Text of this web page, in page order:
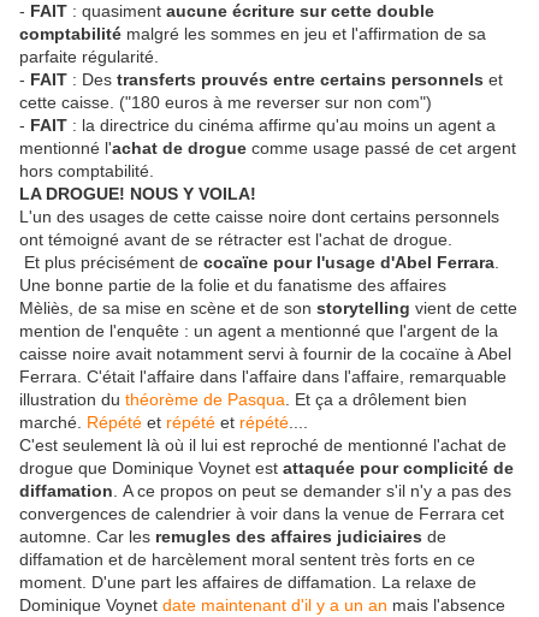
- FAIT : quasiment aucune écriture sur cette double
comptabilité malgré les sommes en jeu et l'affirmation de sa
parfaite régularité.
- FAIT : Des transferts prouvés entre certains personnels et
cette caisse. ("180 euros à me reverser sur non com")
- FAIT : la directrice du cinéma affirme qu'au moins un agent a
mentionné l'achat de drogue comme usage passé de cet argent
hors comptabilité.
LA DROGUE! NOUS Y VOILA!
L'un des usages de cette caisse noire dont certains personnels
ont témoigné avant de se rétracter est l'achat de drogue.
Et plus précisément de cocaïne pour l'usage d'Abel Ferrara
Une bonne partie de la folie et du fanatisme des affaires
Mèliès, de sa mise en scène et de son storytelling vient de cette
mention de l'enquête : un agent a mentionné que l'argent de la
caisse noire avait notamment servi à fournir de la cocaïne à Abel
Ferrara. C'était l'affaire dans l'affaire dans l'affaire, remarquable
illustration du théorème de Pasqua . Et ça a drôlement bien
marché. Répété et répété et répété
C'est seulement là où il lui est reproché de mentionné l'achat de
drogue que Dominique Voynet est attaquée pour complicité de
diffamation . A ce propos on peut se demander s'il n'y a pas des
convergences de calendrier à voir dans la venue de Ferrara cet
automne. Car les remugles des affaires judiciaires de
diffamation et de harcèlement moral sentent très forts en ce
moment. D'une part les affaires de diffamation. La relaxe de
Dominique Voynet date maintenant d'il y a un an mais l'absence